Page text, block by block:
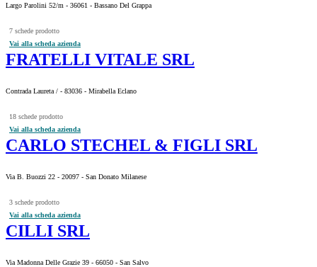
Largo Parolini 52/m - 36061 - Bassano Del Grappa
7 schede prodotto
Vai alla scheda azienda
FRATELLI VITALE SRL
Contrada Laureta / - 83036 - Mirabella Eclano
18 schede prodotto
Vai alla scheda azienda
CARLO STECHEL & FIGLI SRL
Via B. Buozzi 22 - 20097 - San Donato Milanese
3 schede prodotto
Vai alla scheda azienda
CILLI SRL
Via Madonna Delle Grazie 39 - 66050 - San Salvo